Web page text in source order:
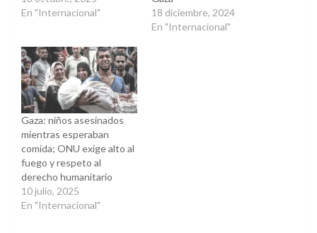
En "Internacional"
18 diciembre, 2024
En "Internacional"
Gaza: niños asesinados
mientras esperaban
comida; ONU exige alto al
fuego y respeto al
derecho humanitario
10 julio, 2025
En "Internacional"